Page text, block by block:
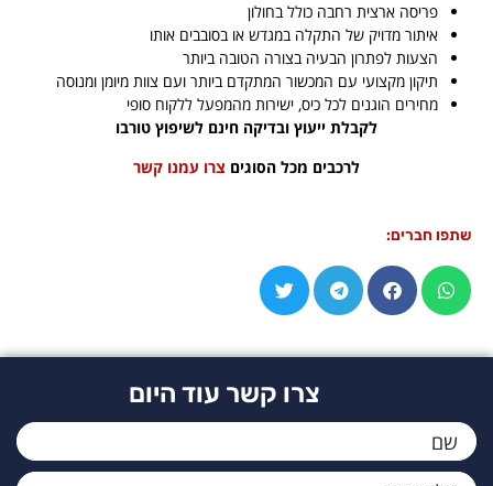
פריסה ארצית רחבה כולל בחולון
איתור מדויק של התקלה במגדש או בסובבים אותו
הצעות לפתרון הבעיה בצורה הטובה ביותר
תיקון מקצועי עם המכשור המתקדם ביותר ועם צוות מיומן ומנוסה
מחירים הוגנים לכל כיס, ישירות מהמפעל ללקוח סופי
לקבלת ייעוץ ובדיקה חינם לשיפוץ טורבו
לרכבים מכל הסוגים צרו עמנו קשר
שתפו חברים:
צרו קשר עוד היום